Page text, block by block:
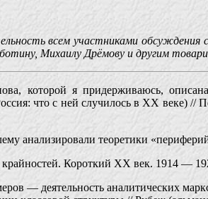
всем участниками обсуждения
Михаилу Дрёмову и другим
которой я придерживаюсь,
что с ней случилось в XX веке) //
анализировали теоретики
Короткий XX век. 1914 —
— деятельность аналитических